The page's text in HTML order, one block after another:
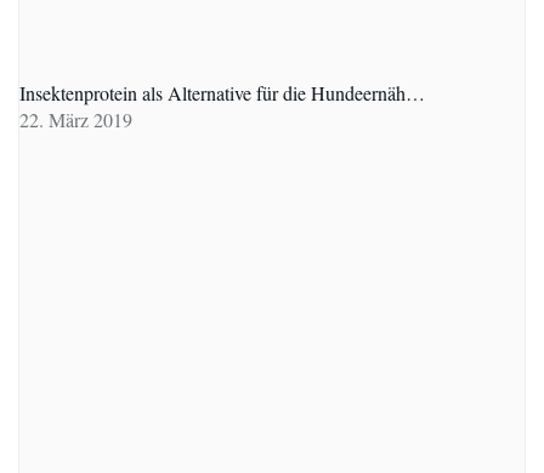
Insektenprotein als Alternative für die Hundeernäh…
22. März 2019